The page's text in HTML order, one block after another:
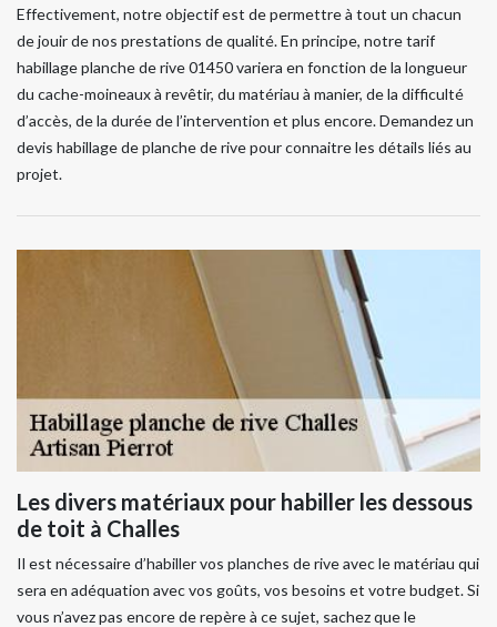
Effectivement, notre objectif est de permettre à tout un chacun
de jouir de nos prestations de qualité. En principe, notre tarif
habillage planche de rive 01450 variera en fonction de la longueur
du cache-moineaux à revêtir, du matériau à manier, de la difficulté
d’accès, de la durée de l’intervention et plus encore. Demandez un
devis habillage de planche de rive pour connaitre les détails liés au
projet.
Les divers matériaux pour habiller les dessous
de toit à Challes
Il est nécessaire d’habiller vos planches de rive avec le matériau qui
sera en adéquation avec vos goûts, vos besoins et votre budget. Si
vous n’avez pas encore de repère à ce sujet, sachez que le